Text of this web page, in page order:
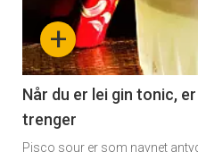
section
11
+
Når du er lei gin tonic,
trenger
Pisco sour er som navnet